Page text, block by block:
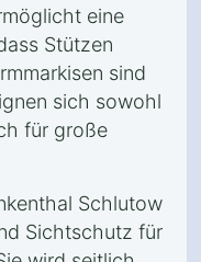
eine
Stützen
sind
sich sowohl
für große
Schlutow
Sichtschutz für